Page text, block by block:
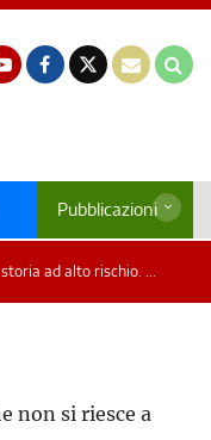
Pubblicazioni
ad alto rischio. ...
non si riesce a